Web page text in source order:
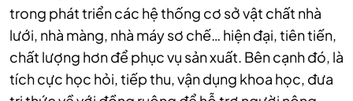
trong phát triển các hệ thống cơ sở vật chất nhà
lưới, nhà màng, nhà máy sơ chế… hiện đại, tiên tiến,
chất lượng hơn để phục vụ sản xuất. Bên cạnh đó, là
tích cực học hỏi, tiếp thu, vận dụng khoa học, đưa